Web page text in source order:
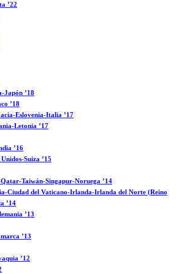
’22
Japón ’18
’18
Eslovenia-Italia ’17
Letonia ’17
’16
Suiza ’15
Taiwán-Singapur-Noruega ’14
Ciudad del Vaticano-Irlanda-Irlanda del Norte (Reino
’14
’13
’13
’12